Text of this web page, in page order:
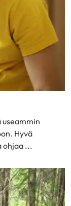
Hyvä
ohjaa ...